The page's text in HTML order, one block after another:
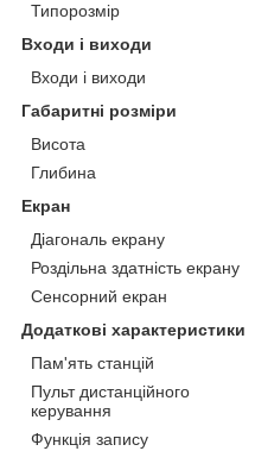
Типорозмір
Входи і виходи
Входи і виходи
Габаритні розміри
Висота
Глибина
Екран
Діагональ екрану
Роздільна здатність екрану
Сенсорний екран
Додаткові характеристики
Пам'ять станцій
Пульт дистанційного
керування
Функція запису